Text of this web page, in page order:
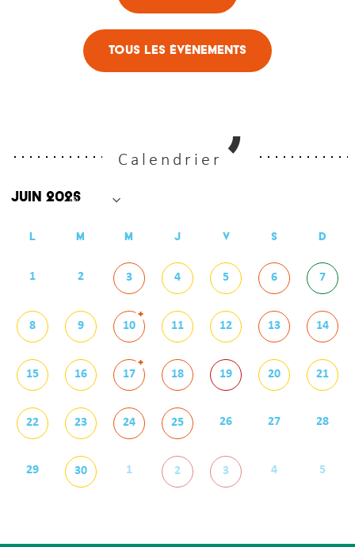
Tous les évènements
Calendrier
L M M J V S D
1 2 3 4 5 6 7
8 9 10
+
11 12 13 14
15 16 17
+
18 19 20 21
22 23 24 25 26 27 28
29 30 1 2 3 4 5